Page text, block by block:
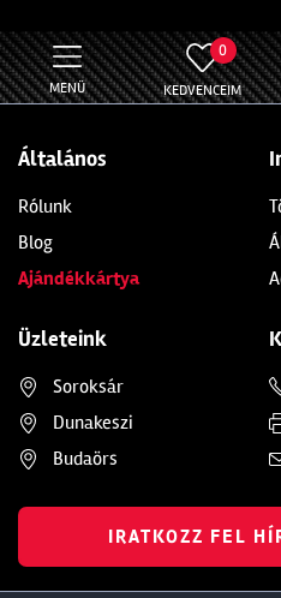
MENÜ
0
KEDVENCEIM
Általános
Rólunk
Blog
Ajándékkártya
Üzleteink
Soroksár
Dunakeszi
Budaörs
IRATKOZZ FEL